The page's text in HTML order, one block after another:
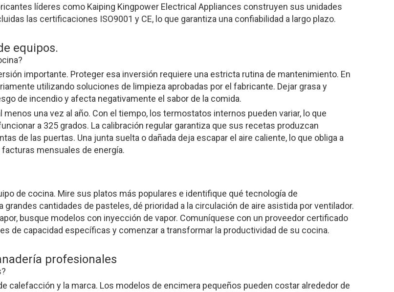
líderes como Kaiping Kingpower Electrical Appliances construyen sus unidades
las certificaciones ISO9001 y CE, lo que garantiza una confiabilidad a largo plazo.
equipos.
importante. Proteger esa inversión requiere una estricta rutina de mantenimiento. En
utilizando soluciones de limpieza aprobadas por el fabricante. Dejar grasa y
de incendio y afecta negativamente el sabor de la comida.
una vez al año. Con el tiempo, los termostatos internos pueden variar, lo que
a 325 grados. La calibración regular garantiza que sus recetas produzcan
de las puertas. Una junta suelta o dañada deja escapar el aire caliente, lo que obliga a
mensuales de energía.
de cocina. Mire sus platos más populares e identifique qué tecnología de
cantidades de pasteles, dé prioridad a la circulación de aire asistida por ventilador.
busque modelos con inyección de vapor. Comuníquese con un proveedor certificado
de capacidad específicas y comenzar a transformar la productividad de su cocina.
profesionales
calefacción y la marca. Los modelos de encimera pequeños pueden costar alrededor de